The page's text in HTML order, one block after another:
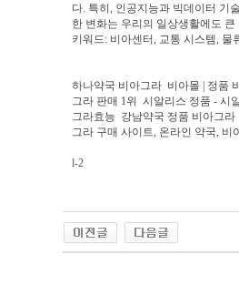
다. 특히, 인공지능과 빅데이터 기
한 변화는 우리의 일상생활에도
키워드: 비아센터, 교통 시스템, 물
하나약국 비아그라 비아몰 | 정품
그라 판매 1위 시알리스 정품 - 시
그라효능 강남약국 정품 비아그
그라 구매 사이트, 온라인 약국, 비
l-2